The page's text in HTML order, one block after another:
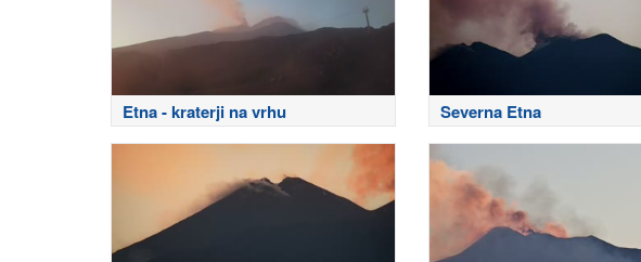
Etna - kraterji na vrhu Severna Etna